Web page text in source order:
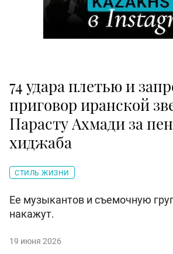
74 удара плетью и
приговор иранской
Парасту Ахмади за
хиджаба
СТИЛЬ ЖИЗНИ
Ее музыкантов и съемочную
накажут.
19 июня 2026